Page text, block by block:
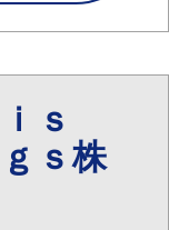
ｓ
ｓ株